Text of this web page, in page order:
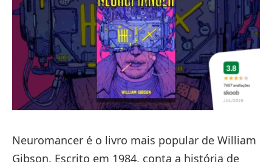
Neuromancer é o livro mais popular de William
Gibson. Escrito em 1984, conta a história de